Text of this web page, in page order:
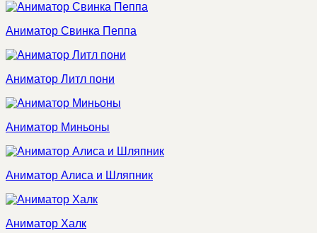
Аниматор Свинка Пеппа
Аниматор Литл пони
Аниматор Миньоны
Аниматор Алиса и Шляпник
Аниматор Халк